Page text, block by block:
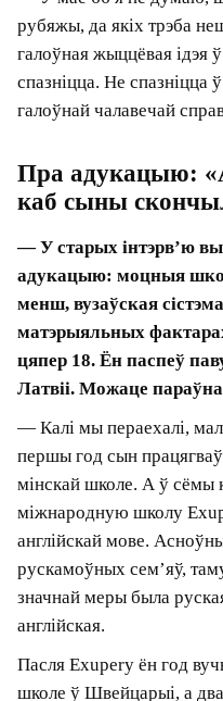
Ну і, вядома ж,
практыкі, да якой не
У здаровым целе —
маёй камуністычнай
Навошта вам гэты
будзеце ацэньваць
— Гадоў 20‑25 таму я
падтрымцы
Вельмі ганаруся
журы
дзе я аказваўся ў
прафесараў-
гонар, што цяпер у
паспяховых
пакаленне, якому
— Што важна паспець
гэтыя ўзроставыя
— У мае 66 я не
жыццёвыя рубяжы, да
Я думаю, што
каб у кожным узросце